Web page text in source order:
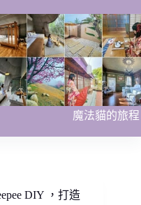
魔法貓的旅程
DIY ，打造